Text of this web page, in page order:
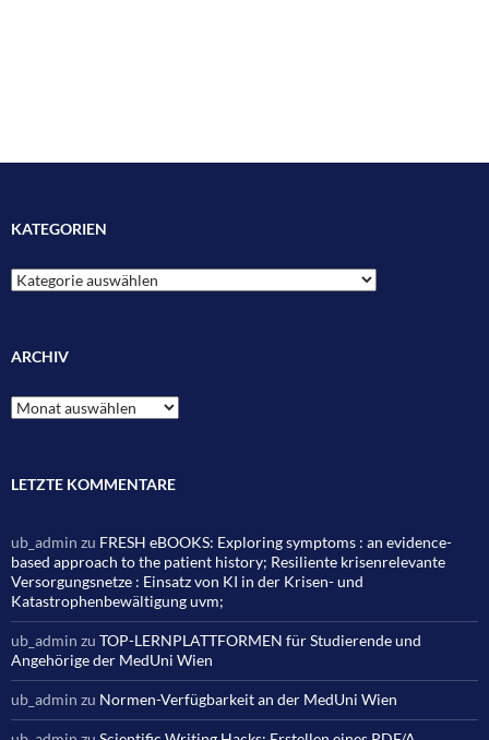
KATEGORIEN
Kategorien
ARCHIV
Archiv
LETZTE KOMMENTARE
ub_admin zu FRESH eBOOKS: Exploring symptoms : an evidence-
based approach to the patient history; Resiliente krisenrelevante
Versorgungsnetze : Einsatz von KI in der Krisen- und
Katastrophenbewältigung uvm;
ub_admin zu TOP-LERNPLATTFORMEN für Studierende und
Angehörige der MedUni Wien
ub_admin zu Normen-Verfügbarkeit an der MedUni Wien